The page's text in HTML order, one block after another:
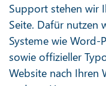
Support stehen wir
Seite. Dafür nutzen
Systeme wie Word-
sowie offizieller
Website nach Ihren